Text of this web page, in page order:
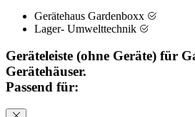
Gerätehaus Gardenboxx
Lager- Umwelttechnik
Geräteleiste (ohne Geräte) für
Gerätehäuser.
Passend für: